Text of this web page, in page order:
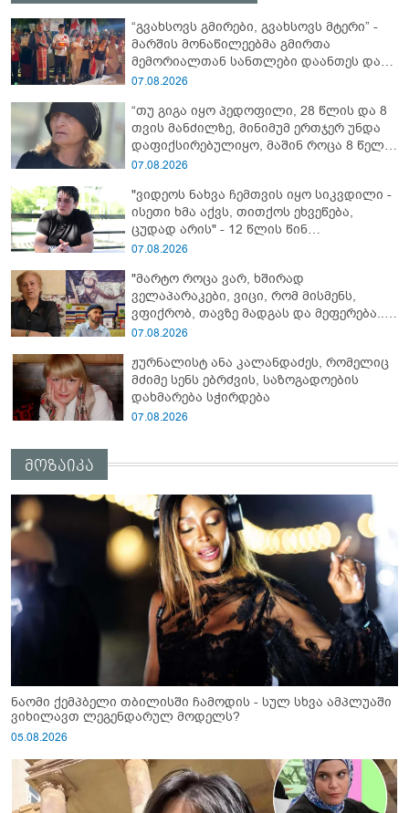
“გვახსოვს გმირები, გვახსოვს მტერი” -
მარშის მონაწილეებმა გმირთა
მემორიალთან სანთლები დაანთეს და
გმირების ხსოვნას პატივი მიაგეს
07.08.2026
“თუ გიგა იყო პედოფილი, 28 წლის და 8
თვის მანძილზე, მინიმუმ ერთჯერ უნდა
დაფიქსირებულიყო, მაშინ როცა 8 წელი
ამზადებდა მოსწავლეებს! - იპოვონ ერთი
ავიწროებდა” - ეკა კუპატაძე
07.08.2026
"ვიდეოს ნახვა ჩემთვის იყო სიკვდილი -
ისეთი ხმა აქვს, თითქოს ეხვეწება,
ცუდად არის" - 12 წლის წინ
გაუჩინარებული ბიჭის დედა
კომენტარს აკეთებს
07.08.2026
"მარტო როცა ვარ, ხშირად
ველაპარაკები, ვიცი, რომ მისმენს,
ვფიქრობ, თავზე მადგას და მეფერება...“
- გიორგი კეკელიძე გმირი ანწუხელიძის
მონათხრობს აქვეყნებს
07.08.2026
ჟურნალისტ ანა კალანდაძეს, რომელიც
მძიმე სენს ებრძვის, საზოგადოების
დახმარება სჭირდება
07.08.2026
მოზაიკა
ნაომი ქემპბელი თბილისში ჩამოდის - სულ სხვა ამპლუაში
ვიხილავთ ლეგენდარულ მოდელს?
05.08.2026